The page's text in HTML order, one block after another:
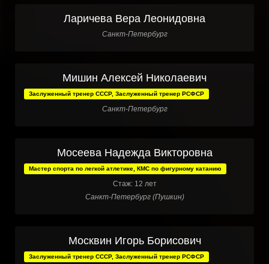
Ларичева Вера Леонидовна
Санкт-Петербург
Мишин Алексей Николаевич
Заслуженный тренер СССР, Заслуженный тренер РСФСР
Санкт-Петербург
Мосеева Надежда Викторовна
Мастер спорта по легкой атлетике, КМС по фигурному катанию
Стаж: 12 лет
Санкт-Петербург (Пушкин)
Москвин Игорь Борисович
Заслуженный тренер СССР, Заслуженный тренер РСФСР